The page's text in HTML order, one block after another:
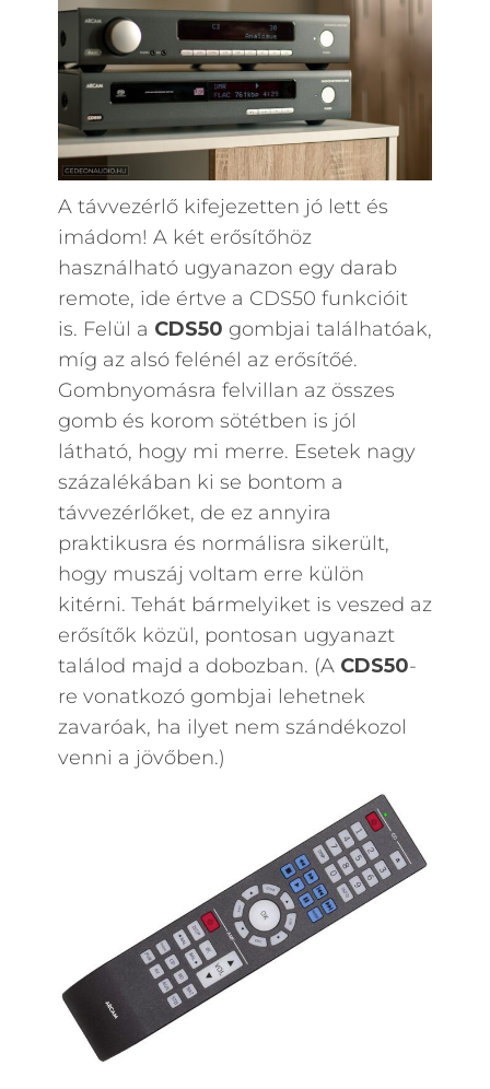
A távvezérlő kifejezetten jó lett és
imádom! A két erősítőhöz
használható ugyanazon egy darab
remote, ide értve a CDS50 funkcióit
is. Felül a CDS50 gombjai találhatóak,
míg az alsó felénél az erősítőé.
Gombnyomásra felvillan az összes
gomb és korom sötétben is jól
látható, hogy mi merre. Esetek nagy
százalékában ki se bontom a
távvezérlőket, de ez annyira
praktikusra és normálisra sikerült,
hogy muszáj voltam erre külön
kitérni. Tehát bármelyiket is veszed az
erősítők közül, pontosan ugyanazt
találod majd a dobozban. (A CDS50-
re vonatkozó gombjai lehetnek
zavaróak, ha ilyet nem szándékozol
venni a jövőben.)